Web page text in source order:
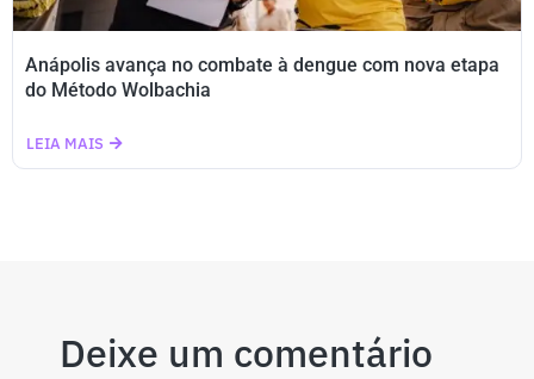
Anápolis avança no combate à dengue com nova etapa
do Método Wolbachia
LEIA MAIS
Deixe um comentário